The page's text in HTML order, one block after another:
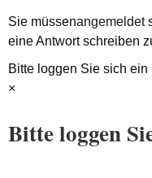
Sie müssenangemeldet
eine Antwort schreiben
Bitte loggen Sie sich ein
×
Bitte loggen